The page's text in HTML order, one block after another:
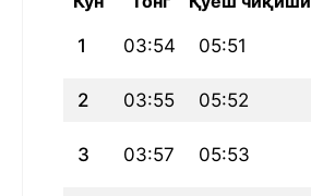
1 03:54 05:51
2 03:55 05:52
3 03:57 05:53